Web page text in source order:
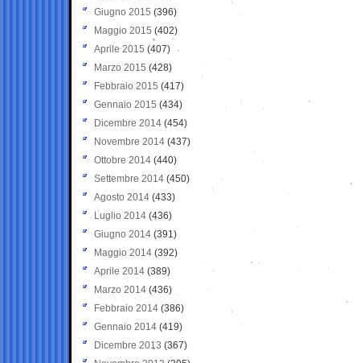
Giugno 2015 (396)
Maggio 2015 (402)
Aprile 2015 (407)
Marzo 2015 (428)
Febbraio 2015 (417)
Gennaio 2015 (434)
Dicembre 2014 (454)
Novembre 2014 (437)
Ottobre 2014 (440)
Settembre 2014 (450)
Agosto 2014 (433)
Luglio 2014 (436)
Giugno 2014 (391)
Maggio 2014 (392)
Aprile 2014 (389)
Marzo 2014 (436)
Febbraio 2014 (386)
Gennaio 2014 (419)
Dicembre 2013 (367)